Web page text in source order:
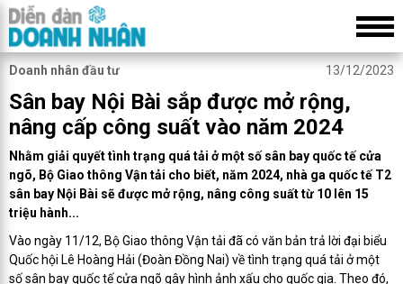
Doanh nhân đầu tư 13/12/2023
Sân bay Nội Bài sắp được mở rộng,
nâng cấp công suất vào năm 2024
Nhằm giải quyết tình trạng quá tải ở một số sân bay quốc tế cửa
ngõ, Bộ Giao thông Vận tải cho biết, năm 2024, nhà ga quốc tế T2
sân bay Nội Bài sẽ được mở rộng, nâng công suất từ 10 lên 15
triệu hành...
Vào ngày 11/12, Bộ Giao thông Vận tải đã có văn bản trả lời đại biểu
Quốc hội Lê Hoàng Hải (Đoàn Đồng Nai) về tình trạng quá tải ở một
số sân bay quốc tế cửa ngõ gây hình ảnh xấu cho quốc gia. Theo đó,